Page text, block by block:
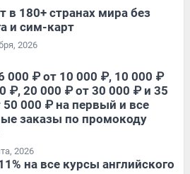
в 180+ странах мира без
и сим-карт
2026
000 ₽ от 10 000 ₽, 10 000 ₽
₽, 20 000 ₽ от 30 000 ₽ и 35
50 000 ₽ на первый и все
заказы по промокоду
2026
на все курсы английского